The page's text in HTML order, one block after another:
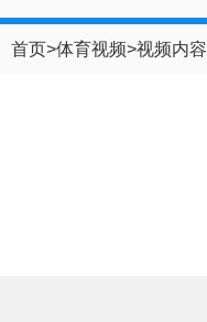
首页>体育视频>视频内容